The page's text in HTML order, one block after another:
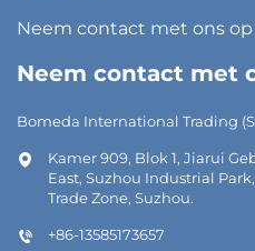
Neem contact met ons op
Neem contact met
Bomeda International Trading
Kamer 909, Blok 1, Jiarui
East, Suzhou Industrial
Trade Zone, Suzhou.
+86-13585173657